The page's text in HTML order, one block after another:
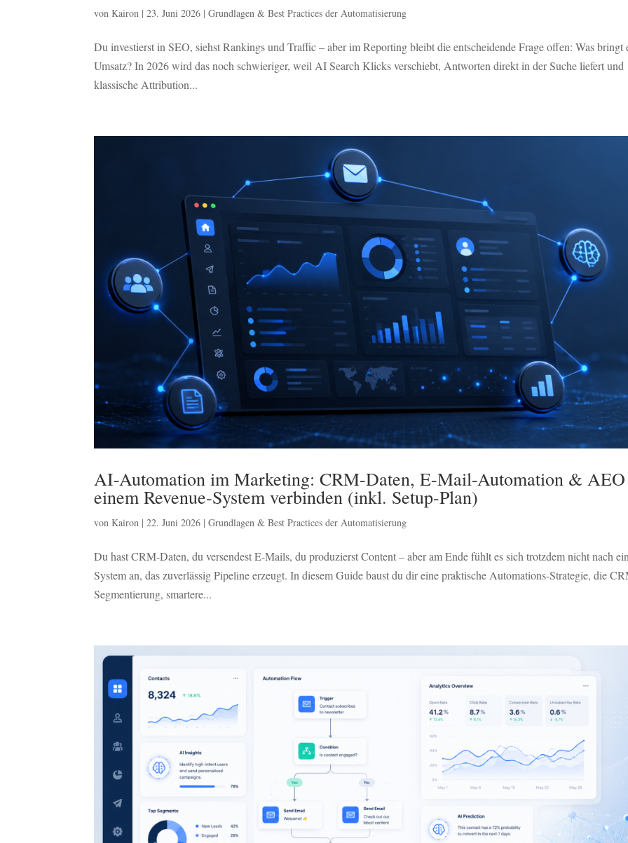
vonKairon |23. Juni 2026 |Grundlagen & Best Practices der Automatisierung
Du investierst in SEO, siehst Rankings und Traffic – aber im Reporting bleibt die entscheidende Frage offen: Was bringt
Umsatz? In 2026 wird das noch schwieriger, weil AI Search Klicks verschiebt, Antworten direkt in der Suche liefert und
klassische Attribution...
AI-Automation im Marketing: CRM-Daten, E-Mail-Automation &
einem Revenue-System verbinden (inkl. Setup-Plan)
vonKairon |22. Juni 2026 |Grundlagen & Best Practices der Automatisierung
Du hast CRM-Daten, du versendest E-Mails, du produzierst Content – aber am Ende fühlt es sich trotzdem nicht nach
System an, das zuverlässig Pipeline erzeugt. In diesem Guide baust du dir eine praktische Automations-Strategie, die
Segmentierung, smartere...